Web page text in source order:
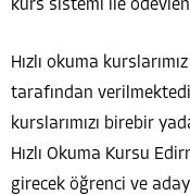
kurs sistemi ile
Hızlı okuma
tarafından
kurslarımızı birebir
Hızlı Okuma Kursu
girecek öğrenci ve